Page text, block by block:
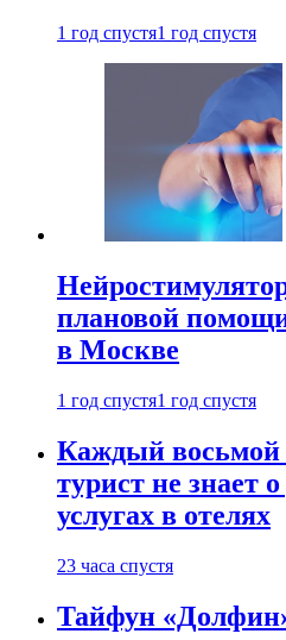
1 год спустя1 год спустя
плановой
в Москве
1 год спустя1 год спустя
Каждый
турист не знает
услугах в отелях
23 часа спустя
Тайфун